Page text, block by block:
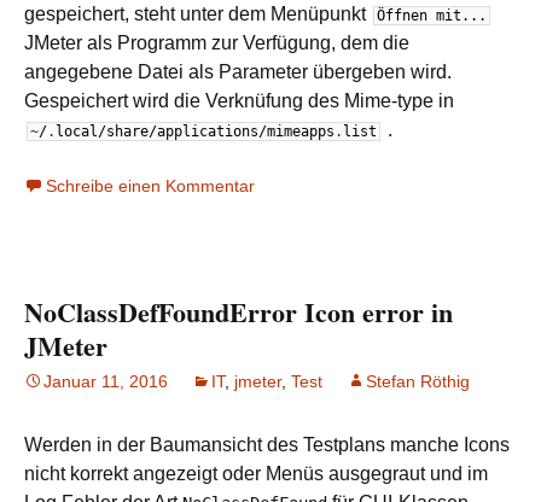
gespeichert, steht unter dem Menüpunkt Öffnen mit...
JMeter als Programm zur Verfügung, dem die
angegebene Datei als Parameter übergeben wird.
Gespeichert wird die Verknüfung des Mime-type in
~/. local/share/applications/mimeapps . list .
Schreibe einen Kommentar
NoClassDefFoundError Icon error in
JMeter
Januar 11, 2016 IT, jmeter, Test Stefan Röthig
Werden in der Baumansicht des Testplans manche Icons
nicht korrekt angezeigt oder Menüs ausgegraut und im